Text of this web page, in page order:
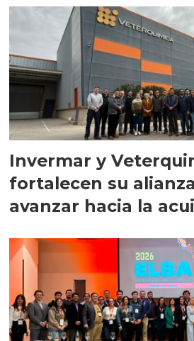
Invermar y
fortalecen su
avanzar hacia la